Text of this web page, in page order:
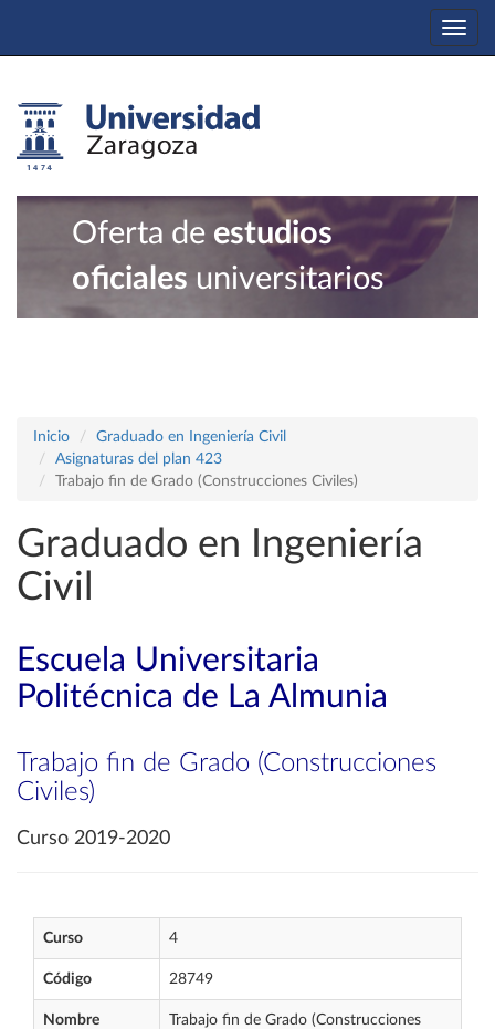
Oferta de estudios
oficiales universitarios
Inicio
Graduado en Ingeniería Civil
Asignaturas del plan 423
Trabajo fin de Grado (Construcciones Civiles)
Graduado en Ingeniería
Civil
Escuela Universitaria
Politécnica de La Almunia
Trabajo fin de Grado (Construcciones
Civiles)
Curso 2019-2020
Curso 4
Código 28749
Nombre
Trabajo fin de Grado (Construcciones